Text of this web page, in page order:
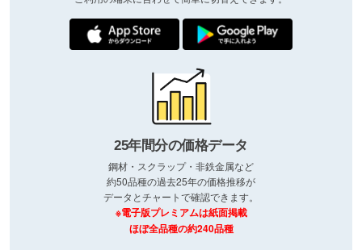
25年間分の価格データ
鋼材・スクラップ・非鉄金属など
約50品種の過去25年の価格推移が
データとチャートで確認できます。
※電子版プレミアムは紙面掲載
ほぼ全品種の約240品種